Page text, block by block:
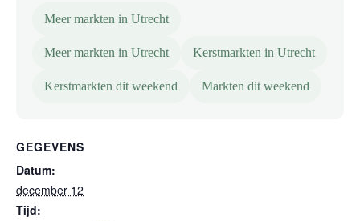
Meer markten in Utrecht
Meer markten in Utrecht Kerstmarkten in Utrecht
Kerstmarkten dit weekend Markten dit weekend
GEGEVENS
Datum:
december 12
Tijd: